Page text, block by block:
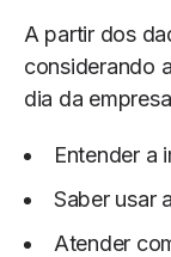
A partir dos
considerando
dia da
Entender a
Saber usar
Atender